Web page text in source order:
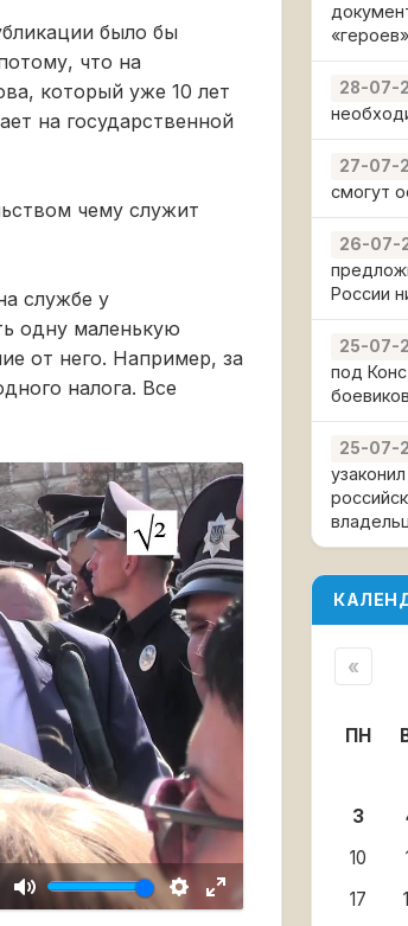
было бы
что на
который уже 10 лет
на государственной
чему служит
службе у
одну маленькую
от него. Например, за
налога. Все
28-07-
27-07-
смогут
26-07-
России
25-07-
под
25-07-
«
ПН
3
10
17